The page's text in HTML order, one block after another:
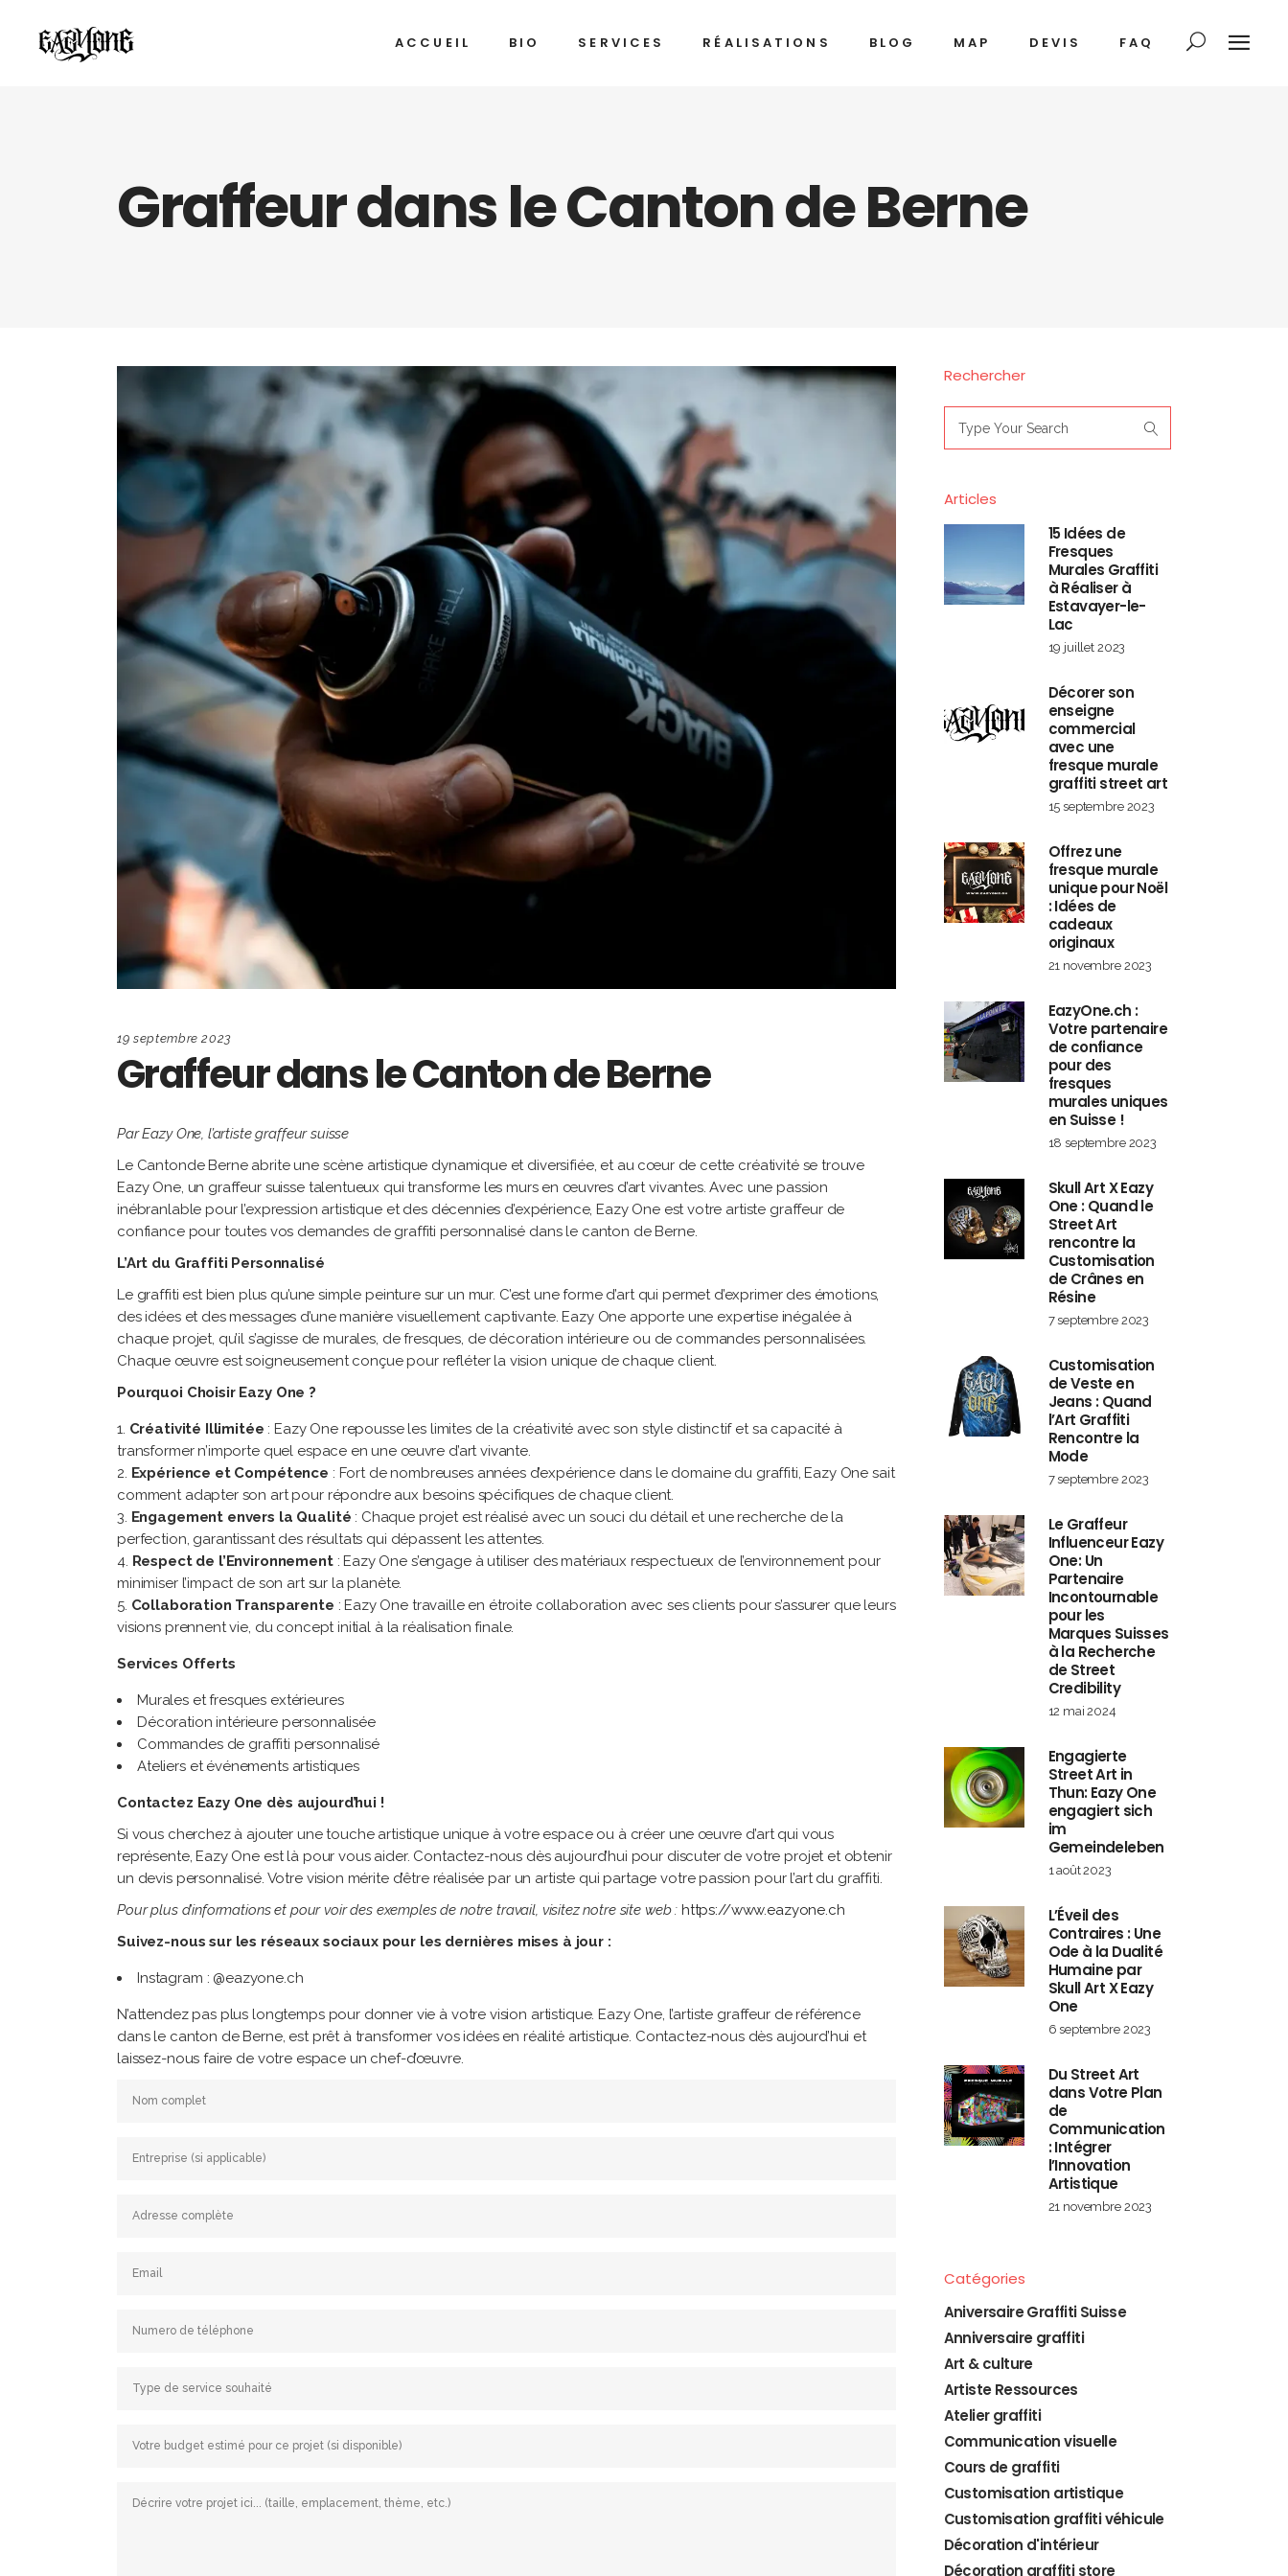
ACCUEIL BIO SERVICES RÉALISATIONS BLOG MAP DEVIS FAQ
Graffeur dans le Canton de Berne
19 septembre 2023
Graffeur dans le Canton de Berne
Par Eazy One, l’artiste graffeur suisse
Le Cantonde Berne abrite une scène artistique dynamique et diversifiée, et au cœur de cette créativité se trouve
Eazy One, un graffeur suisse talentueux qui transforme les murs en œuvres d’art vivantes. Avec une passion
inébranlable pour l’expression artistique et des décennies d’expérience, Eazy One est votre artiste graffeur de
confiance pour toutes vos demandes de graffiti personnalisé dans le canton de Berne.
L’Art du Graffiti Personnalisé
Le graffiti est bien plus qu’une simple peinture sur un mur. C’est une forme d’art qui permet d’exprimer des émotions,
des idées et des messages d’une manière visuellement captivante. Eazy One apporte une expertise inégalée à
chaque projet, qu’il s’agisse de murales, de fresques, de décoration intérieure ou de commandes personnalisées.
Chaque œuvre est soigneusement conçue pour refléter la vision unique de chaque client.
Pourquoi Choisir Eazy One ?
Créativité Illimitée : Eazy One repousse les limites de la créativité avec son style distinctif et sa capacité à
transformer n’importe quel espace en une œuvre d’art vivante.
Expérience et Compétence : Fort de nombreuses années d’expérience dans le domaine du graffiti, Eazy One sait
comment adapter son art pour répondre aux besoins spécifiques de chaque client.
Engagement envers la Qualité : Chaque projet est réalisé avec un souci du détail et une recherche de la
perfection, garantissant des résultats qui dépassent les attentes.
Respect de l’Environnement: Eazy One s’engage à utiliser des matériaux respectueux de l’environnement pour
minimiser l’impact de son art sur la planète.
Collaboration Transparente : Eazy One travaille en étroite collaboration avec ses clients pour s’assurer que leurs
visions prennent vie, du concept initial à la réalisation finale.
Services Offerts
Murales et fresques extérieures
Décoration intérieure personnalisée
Commandes de graffiti personnalisé
Ateliers et événements artistiques
Contactez Eazy One dès aujourd’hui !
Si vous cherchez à ajouter une touche artistique unique à votre espace ou à créer une œuvre d’art qui vous
représente, Eazy One est là pour vous aider. Contactez-nous dès aujourd’hui pour discuter de votre projet et obtenir
un devis personnalisé. Votre vision mérite d’être réalisée par un artiste qui partage votre passion pour l’art du graffiti.
Pour plus d’informations et pour voir des exemples de notre travail, visitez notre site web : https://www.eazyone.ch
Suivez-nous sur les réseaux sociaux pour les dernières mises à jour :
Instagram : @eazyone.ch
N’attendez pas plus longtemps pour donner vie à votre vision artistique. Eazy One, l’artiste graffeur de référence
dans le canton de Berne, est prêt à transformer vos idées en réalité artistique. Contactez-nous dès aujourd’hui et
laissez-nous faire de votre espace un chef-d’œuvre.
Rechercher
for:
Articles
15 Idées de
Fresques
Murales Graffiti
à Réaliser à
Estavayer-le-
Lac
19 juillet 2023
Décorer son
enseigne
commercial
avec une
fresque murale
graffiti street art
15 septembre 2023
Offrez une
fresque murale
unique pour Noël
: Idées de
cadeaux
originaux
21 novembre 2023
EazyOne.ch :
Votre partenaire
de confiance
pour des
fresques
murales uniques
en Suisse !
18 septembre 2023
Skull Art X Eazy
One : Quand le
Street Art
rencontre la
Customisation
de Crânes en
Résine
7 septembre 2023
Customisation
de Veste en
Jeans : Quand
l’Art Graffiti
Rencontre la
Mode
7 septembre 2023
Le Graffeur
Influenceur Eazy
One: Un
Partenaire
Incontournable
pour les
Marques Suisses
à la Recherche
de Street
Credibility
12 mai 2024
Engagierte
Street Art in
Thun: Eazy One
engagiert sich
im
Gemeindeleben
1 août 2023
L’Éveil des
Contraires : Une
Ode à la Dualité
Humaine par
Skull Art X Eazy
One
6 septembre 2023
Du Street Art
dans Votre Plan
de
Communication
: Intégrer
l’Innovation
Artistique
21 novembre 2023
Catégories
Aniversaire Graffiti Suisse
Anniversaire graffiti
Art & culture
Artiste Ressources
Atelier graffiti
Communication visuelle
Cours de graffiti
Customisation artistique
Customisation graffiti véhicule
Décoration d'intérieur
Décoration graffiti store